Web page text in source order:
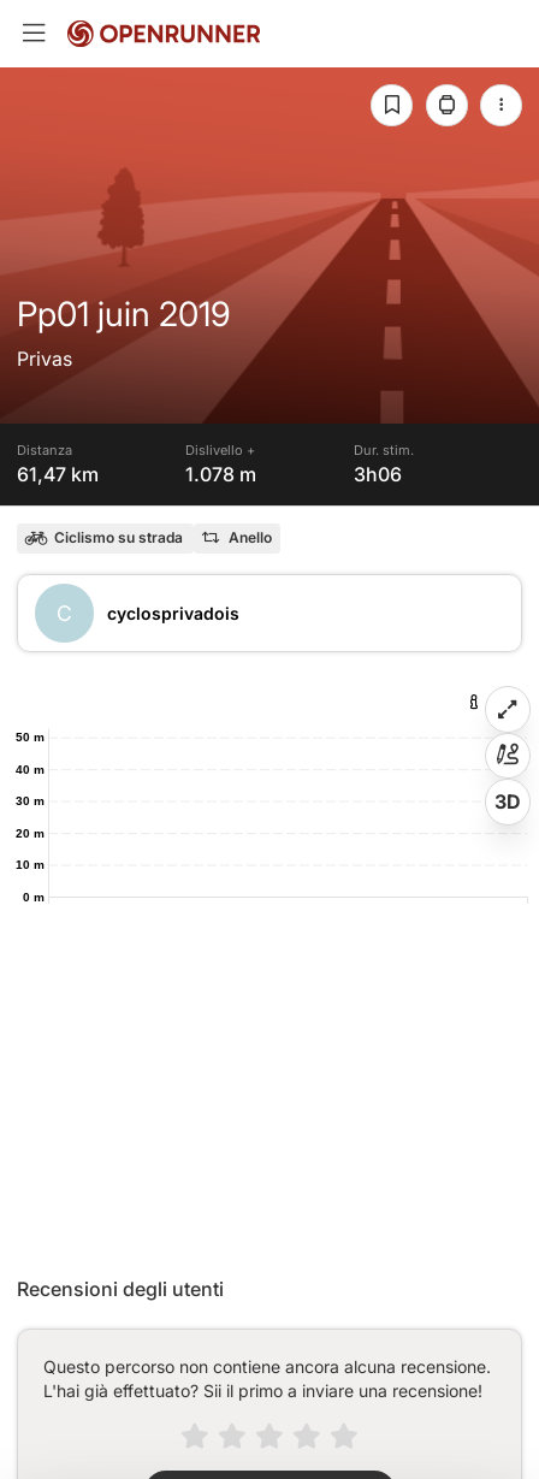
Pp01 juin 2019
Privas
Distanza
61,47 km
Dislivello +
1.078 m
Dur. stim.
3h06
Ciclismo su strada Anello
C cyclosprivadois
0 m
10 m
20 m
30 m
40 m
50 m
3D
Recensioni degli utenti
Questo percorso non contiene ancora alcuna recensione.
L'hai già effettuato? Sii il primo a inviare una recensione!